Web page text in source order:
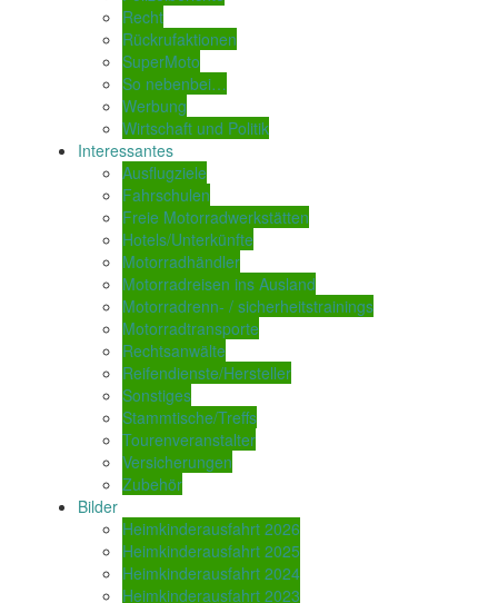
Recht
Rückrufaktionen
SuperMoto
So nebenbei…
Werbung
Wirtschaft und Politik
Interessantes
Ausflugziele
Fahrschulen
Freie Motorradwerkstätten
Hotels/Unterkünfte
Motorradhändler
Motorradreisen ins Ausland
Motorradrenn- / sicherheitstrainings
Motorradtransporte
Rechtsanwälte
Reifendienste/Hersteller
Sonstiges
Stammtische/Treffs
Tourenveranstalter
Versicherungen
Zubehör
Bilder
Heimkinderausfahrt 2026
Heimkinderausfahrt 2025
Heimkinderausfahrt 2024
Heimkinderausfahrt 2023